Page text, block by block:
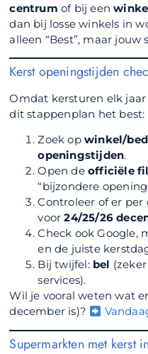
centrum of bij een
dan bij losse winkels in
alleen “Best”, maar jouw
Kerst openingstijden
Omdat kersturen elk
dit stappenplan het best:
Zoek opwinkel/
openingstijden.
Open deofficiële
“bijzondere
Controleer of er
voor24/25/26
Check ook Google,
en de juiste
Bij twijfel: bel
services).
Wil je vooral weten wat er
december is)?
Supermarkten met kerst